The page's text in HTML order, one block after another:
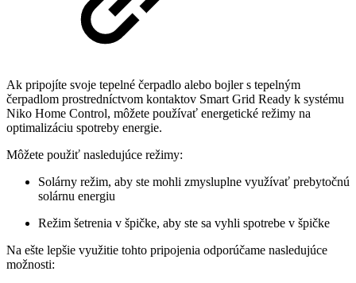
Ak pripojíte svoje tepelné čerpadlo alebo bojler s tepelným
čerpadlom prostredníctvom kontaktov Smart Grid Ready k systému
Niko Home Control, môžete používať energetické režimy na
optimalizáciu spotreby energie.
Môžete použiť nasledujúce režimy:
Solárny režim, aby ste mohli zmysluplne využívať prebytočnú
solárnu energiu
Režim šetrenia v špičke, aby ste sa vyhli spotrebe v špičke
Na ešte lepšie využitie tohto pripojenia odporúčame nasledujúce
možnosti: